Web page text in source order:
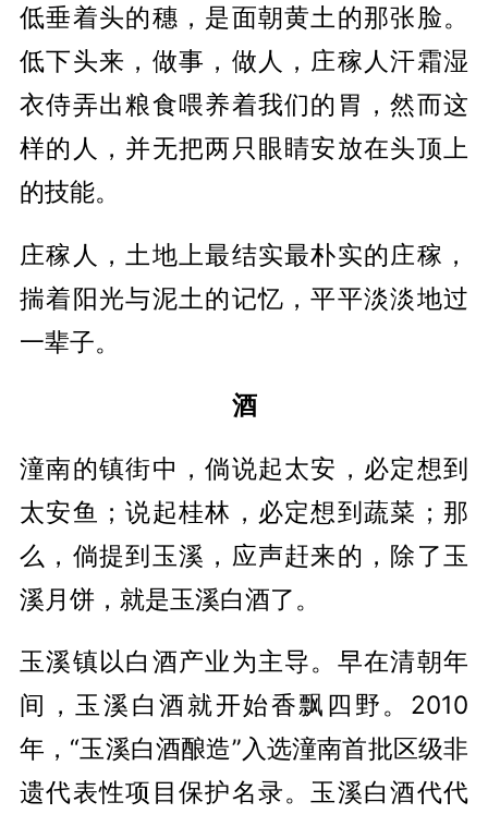
低垂着头的穗，是面朝黄土的那张脸。
低下头来，做事，做人，庄稼人汗霜湿
衣侍弄出粮食喂养着我们的胃，然而这
样的人，并无把两只眼睛安放在头顶上
的技能。
庄稼人，土地上最结实最朴实的庄稼，
揣着阳光与泥土的记忆，平平淡淡地过
一辈子。
酒
潼南的镇街中，倘说起太安，必定想到
太安鱼；说起桂林，必定想到蔬菜；那
么，倘提到玉溪，应声赶来的，除了玉
溪月饼，就是玉溪白酒了。
玉溪镇以白酒产业为主导。早在清朝年
间，玉溪白酒就开始香飘四野。2010
年，“玉溪白酒酿造”入选潼南首批区级非
遗代表性项目保护名录。玉溪白酒代代